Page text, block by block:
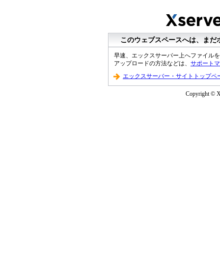
このウェブスペースへは、ま
早速、エックスサーバー上へファイル
アップロードの方法などは、 サポート
エックスサーバー・サイトトップペ
Copyright ©